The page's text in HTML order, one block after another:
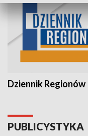
Dziennik Regionów
PUBLICYSTYKA